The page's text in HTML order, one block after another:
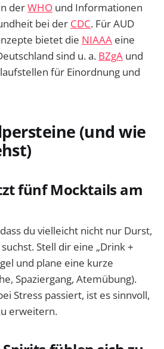
derWHO und Informationen
bei der CDC. Für AUD
bietet die NIAAA eine
sind u. a. BZgA und
für Einordnung und
(und wie
fünf Mocktails am
du vielleicht nicht nur Durst,
Stell dir eine „Drink +
und plane eine kurze
Spaziergang, Atemübung).
Stress passiert, ist es sinnvoll,
erweitern.